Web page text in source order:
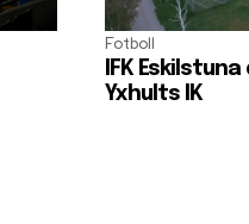
Fotboll
IFK
Yxhults IK